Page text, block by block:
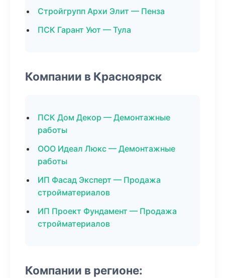
Стройгрупп Архи Элит — Пенза
ПСК Гарант Уют — Тула
Компании в Красноярск
ПСК Дом Декор — Демонтажные
работы
ООО Идеал Люкс — Демонтажные
работы
ИП Фасад Эксперт — Продажа
стройматериалов
ИП Проект Фундамент — Продажа
стройматериалов
Компании в регионе: